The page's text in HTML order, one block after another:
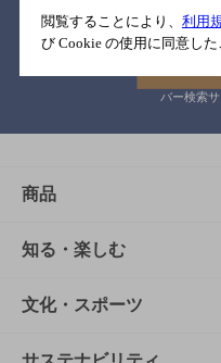
バー検索
商品
商品TOP
商品一覧
商品発売情報
知る・楽しむ
知る・楽しむTOP
キャンペーン
文化・スポーツ
閲覧することにより、 利用
び Cookie の使用に同意した